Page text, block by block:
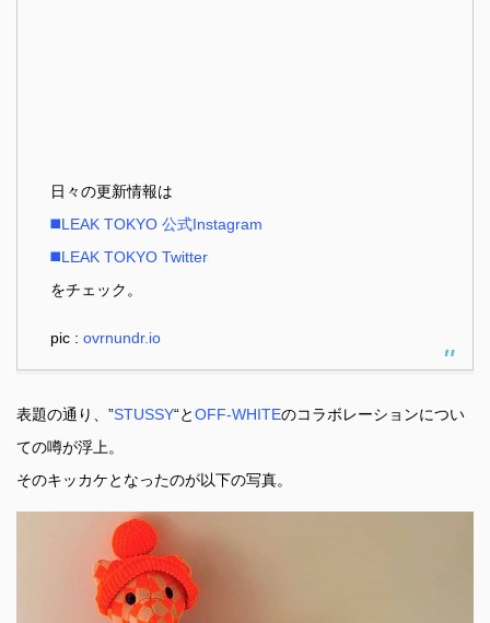
日々の更新情報は
◼️LEAK TOKYO 公式Instagram
◼️LEAK TOKYO Twitter
をチェック。
pic : ovrnundr.io
表題の通り、”STUSSY“とOFF-WHITEのコラボレーションについ
ての噂が浮上。
そのキッカケとなったのが以下の写真。